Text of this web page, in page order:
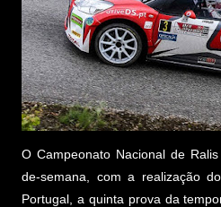
O Campeonato Nacional de
de-semana, com a realização
Portugal, a quinta prova da